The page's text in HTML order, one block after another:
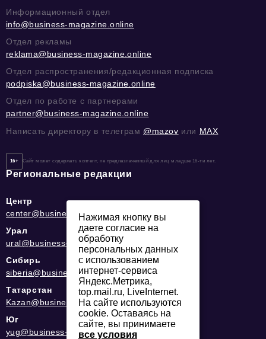
Информационный отдел
info@business-magazine.online
Отдел рекламы
reklama@business-magazine.online
Отдел распространения/редакционная подписка
podpiska@business-magazine.online
Отдел по работе с партнерами
partner@business-magazine.online
Написать директору в телеграм @mazov или MAX
16+ Сайт может содержать контент, не предназначенный для лиц младше 16-ти лет.
Региональные редакции
Центр
center@business-magazine.online
Урал
ural@business-magazine.online
Сибирь
siberia@business-magazine.online
Татарстан
Kazan@business-magazine.online
Юг
yug@business-magazine.online
Нажимая кнопку вы
даете согласие на
обработку
персональных данных
с использованием
интернет-сервиса
Яндекс.Метрика,
top.mail.ru, LiveInternet.
На сайте используются
cookie. Оставаясь на
сайте, вы принимаете
все условия